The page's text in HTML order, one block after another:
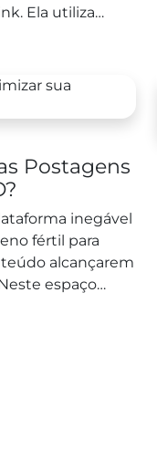
Ela utiliza
Postagens
inegável
fértil para
alcançarem
espaço
estratégia de...